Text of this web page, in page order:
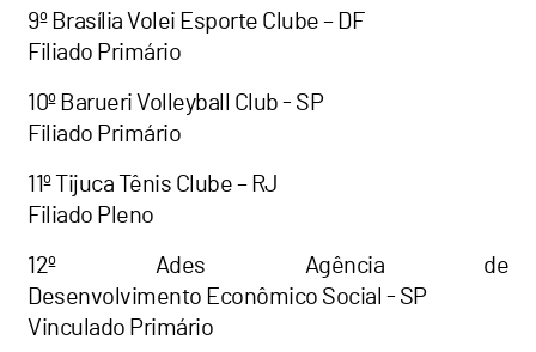
9º Brasília Volei Esporte Clube – DF
Filiado Primário
10º Barueri Volleyball Club - SP
Filiado Primário
11º Tijuca Tênis Clube – RJ
Filiado Pleno
12º Ades Agência de
Desenvolvimento Econômico Social - SP
Vinculado Primário